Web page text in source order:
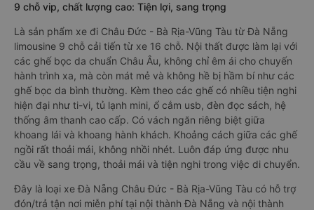
9 chỗ vip, chất lượng cao: Tiện lợi, sang trọng
Là sản phẩm xe đi Châu Đức - Bà Rịa-Vũng Tàu từ Đà Nẵng
limousine 9 chỗ cải tiến từ xe 16 chỗ. Nội thất được làm lại với
các ghế bọc da chuẩn Châu Âu, không chỉ êm ái cho chuyến
hành trình xa, mà còn mát mẻ và không hề bị hầm bí như các
ghế bọc da bình thường. Kèm theo các ghế có nhiều tiện nghi
hiện đại như ti-vi, tủ lạnh mini, ổ cắm usb, đèn đọc sách, hệ
thống âm thanh cao cấp. Có vách ngăn riêng biệt giữa
khoang lái và khoang hành khách. Khoảng cách giữa các ghế
ngồi rất thoải mái, không nhồi nhét. Luôn đáp ứng được nhu
cầu về sang trọng, thoải mái và tiện nghi trong việc di chuyển.
Đây là loại xe Đà Nẵng Châu Đức - Bà Rịa-Vũng Tàu có hỗ trợ
đón/trả tận nơi miễn phí tại nội thành Đà Nẵng và nội thành